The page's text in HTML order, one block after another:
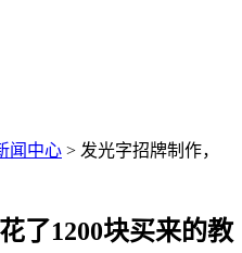
闻中心 > 发光字招牌制作，
了1200块买来的教